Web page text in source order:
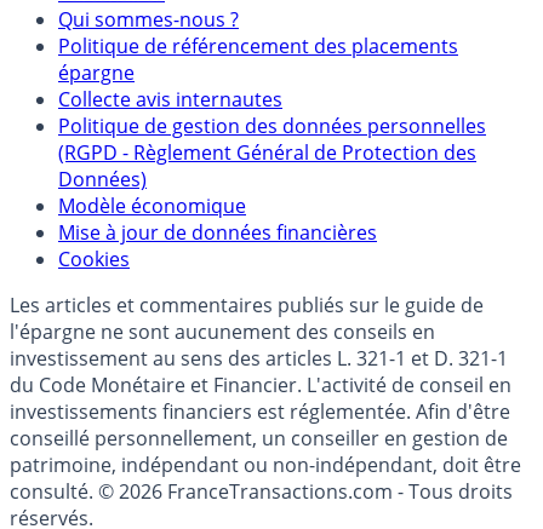
Mentions légales et Conditions d’utilisation
Partenaires
Qui sommes-nous ?
Politique de référencement des placements
épargne
Collecte avis internautes
Politique de gestion des données personnelles
(RGPD - Règlement Général de Protection des
Données)
Modèle économique
Cookies
Les articles et commentaires publiés sur le guide de
l'épargne ne sont aucunement des conseils en
investissement au sens des articles L. 321-1 et D. 321-1
du Code Monétaire et Financier. L'activité de conseil en
investissements financiers est réglementée. Afin d'être
conseillé personnellement, un conseiller en gestion de
patrimoine, indépendant ou non-indépendant, doit être